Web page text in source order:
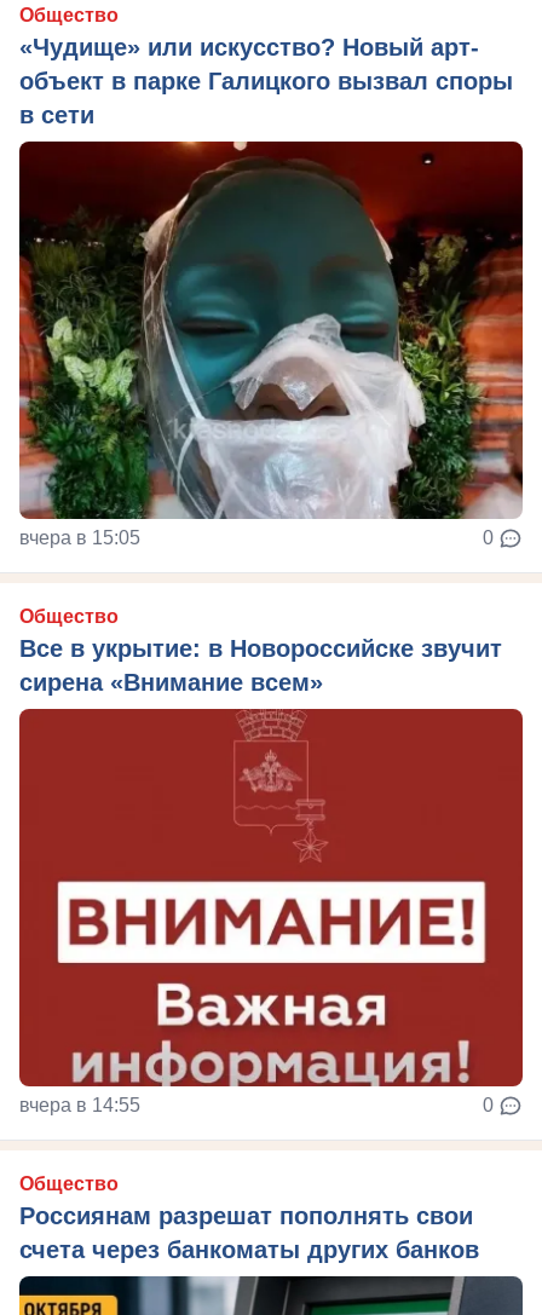
Общество
«Чудище» или искусство? Новый арт-
объект в парке Галицкого вызвал споры
в сети
вчера в 15:05 0
Общество
Все в укрытие: в Новороссийске звучит
сирена «Внимание всем»
вчера в 14:55 0
Общество
Россиянам разрешат пополнять свои
счета через банкоматы других банков